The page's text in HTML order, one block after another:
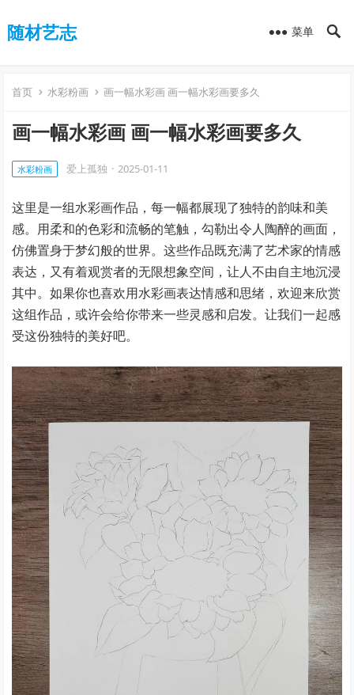
随材艺志 菜单
首页 水彩粉画 画一幅水彩画 画一幅水彩画要多久
画一幅水彩画 画一幅水彩画要多久
水彩粉画 爱上孤独 · 2025-01-11
这里是一组水彩画作品，每一幅都展现了独特的韵味和美
感。用柔和的色彩和流畅的笔触，勾勒出令人陶醉的画面，
仿佛置身于梦幻般的世界。这些作品既充满了艺术家的情感
表达，又有着观赏者的无限想象空间，让人不由自主地沉浸
其中。如果你也喜欢用水彩画表达情感和思绪，欢迎来欣赏
这组作品，或许会给你带来一些灵感和启发。让我们一起感
受这份独特的美好吧。